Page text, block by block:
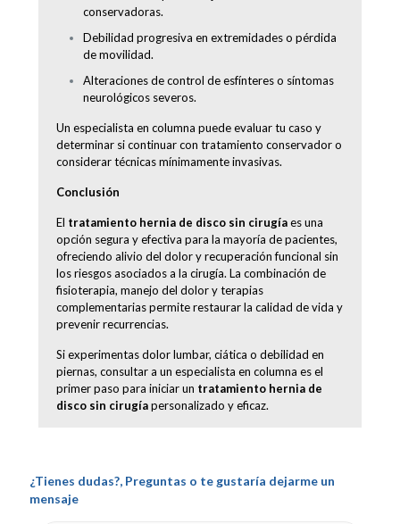
conservadoras.
Debilidad progresiva en extremidades o pérdida
de movilidad.
Alteraciones de control de esfínteres o síntomas
neurológicos severos.
Un especialista en columna puede evaluar tu caso y
determinar si continuar con tratamiento conservador o
considerar técnicas mínimamente invasivas.
Conclusión
El tratamiento hernia de disco sin cirugíaes una
opción segura y efectiva para la mayoría de pacientes,
ofreciendo alivio del dolor y recuperación funcional sin
los riesgos asociados a la cirugía. La combinación de
fisioterapia, manejo del dolor y terapias
complementarias permite restaurar la calidad de vida y
prevenir recurrencias.
Si experimentas dolor lumbar, ciática o debilidad en
piernas, consultar a un especialista en columna es el
primer paso para iniciar un tratamiento hernia de
disco sin cirugíapersonalizado y eficaz.
¿Tienes dudas?, Preguntas o te gustaría dejarme un
mensaje